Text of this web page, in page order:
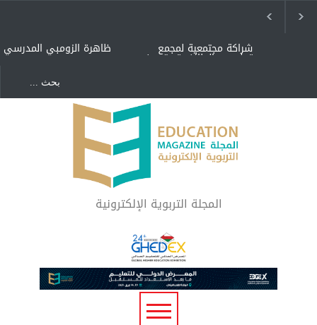
ظاهرة الزومبي المدرسي شراكة مجتمعية لمجمع
تعليمي بالطائف تستهدف
"كنت أنضرب ومافيني إلا
العافية" هل هذا مبرر
لاستمرار أسلوب التربية
المتوارث؟
لماذا تعد برامج توعية الأطفال
بخصوصية الجسد وقاية لا
فضول؟
المجلة التربوية الإلكترونية